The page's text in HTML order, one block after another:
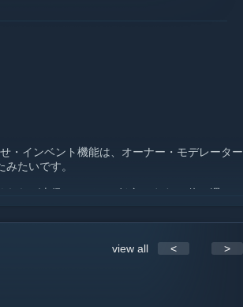
与します。（ここ重要）
・インベント機能は、オーナー・モデレーター
たいです。
れば上級メンバーに任命します。(俺は週に一
view all < >